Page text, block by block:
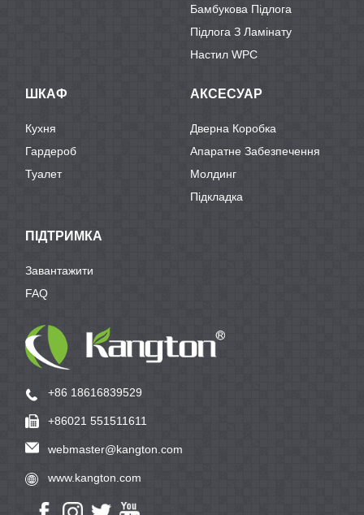
Бамбукова Підлога
Підлога З Ламінату
Настил WPC
ШКАФ
Кухня
Гардероб
Туалет
АКСЕСУАР
Дверна Коробка
Апаратне Забезпечення
Молдинг
Підкладка
ПІДТРИМКА
Завантажити
FAQ
+86 18616839529
+86021 551511611
webmaster@kangton.com
www.kangton.com